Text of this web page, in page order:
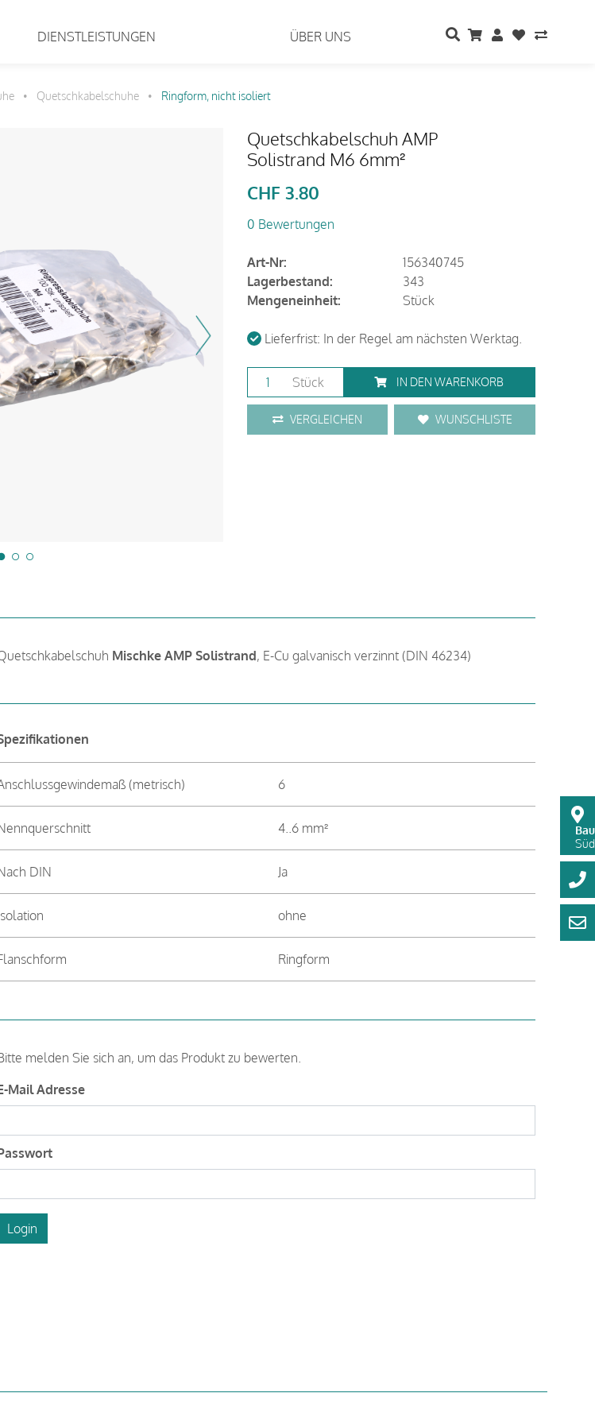
DIENSTLEISTUNGEN ÜBER UNS
• Quetschkabelschuhe • Ringform, nicht isoliert
Quetschkabelschuh AMP
Solistrand M6 6mm²
CHF 3.80
0 Bewertungen
Art-Nr:
156340745
Lagerbestand:
343
Mengeneinheit:
Stück
Lieferfrist: In der Regel am nächsten Werktag.
Stück IN DEN WARENKORB
VERGLEICHEN WUNSCHLISTE
Mischke AMP Solistrand, E-Cu galvanisch verzinnt (DIN 46234)
(metrisch) 6
4..6 mm²
DIN Ja
ohne
Ringform
melden Sie sich an, um das Produkt zu bewerten.
Mail Adresse
Login